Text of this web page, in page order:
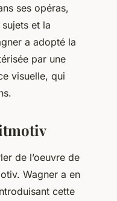
ses opéras,
et la
a adopté la
par une
visuelle, qui
de l’oeuvre de
Wagner a en
cette